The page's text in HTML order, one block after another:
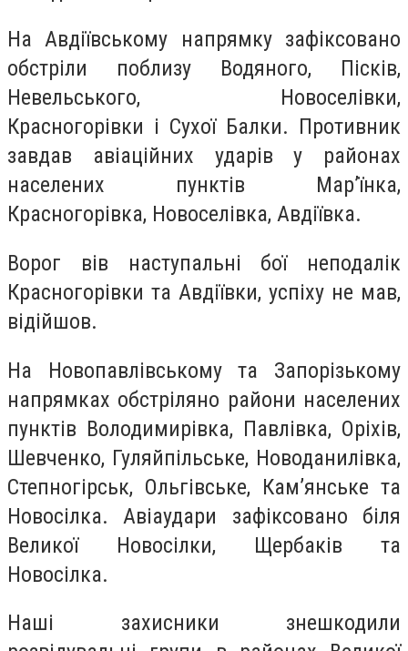
На Авдіївському напрямку зафіксовано
обстріли поблизу Водяного, Пісків,
Невельського, Новоселівки,
Красногорівки і Сухої Балки. Противник
завдав авіаційних ударів у районах
населених пунктів Мар’їнка,
Красногорівка, Новоселівка, Авдіївка.
Ворог вів наступальні бої неподалік
Красногорівки та Авдіївки, успіху не мав,
відійшов.
На Новопавлівському та Запорізькому
напрямках обстріляно райони населених
пунктів Володимирівка, Павлівка, Оріхів,
Шевченко, Гуляйпільське, Новоданилівка,
Степногірськ, Ольгівське, Кам’янське та
Новосілка. Авіаудари зафіксовано біля
Великої Новосілки, Щербаків та
Новосілка.
Наші захисники знешкодили